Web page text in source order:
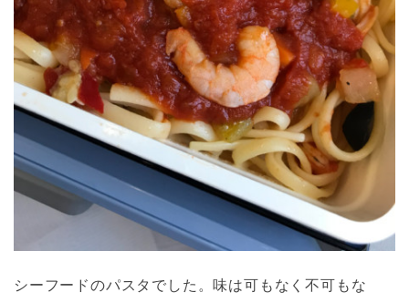
シーフードのパスタでした。味は可もなく不可もな